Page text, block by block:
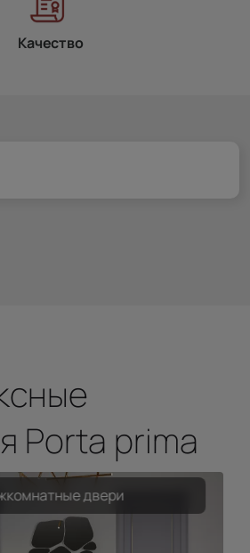
Качество
Porta prima
двери